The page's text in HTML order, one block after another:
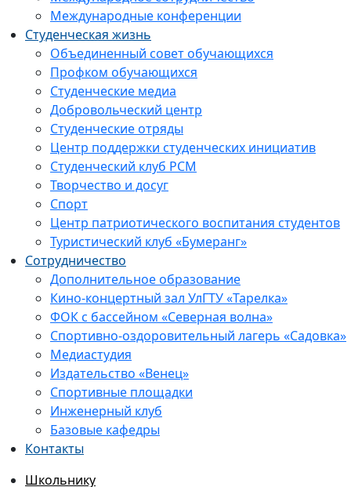
Международные конференции
Студенческая жизнь
Объединенный совет обучающихся
Профком обучающихся
Студенческие медиа
Добровольческий центр
Студенческие отряды
Центр поддержки студенческих инициатив
Студенческий клуб РСМ
Творчество и досуг
Спорт
Центр патриотического воспитания студентов
Туристический клуб «Бумеранг»
Сотрудничество
Дополнительное образование
Кино-концертный зал УлГТУ «Тарелка»
ФОК с бассейном «Северная волна»
Спортивно-оздоровительный лагерь «Садовка»
Медиастудия
Издательство «Венец»
Спортивные площадки
Инженерный клуб
Базовые кафедры
Контакты
Школьнику